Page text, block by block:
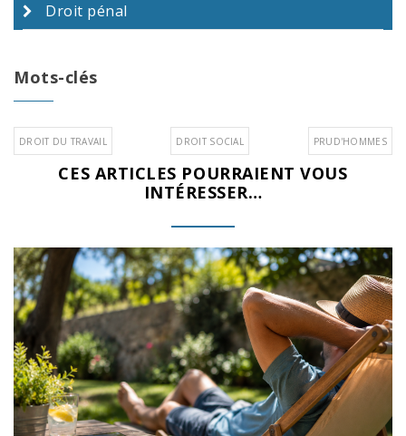
Droit pénal
Mots-clés
DROIT DU TRAVAIL DROIT SOCIAL PRUD'HOMMES
CES ARTICLES POURRAIENT VOUS
INTÉRESSER…